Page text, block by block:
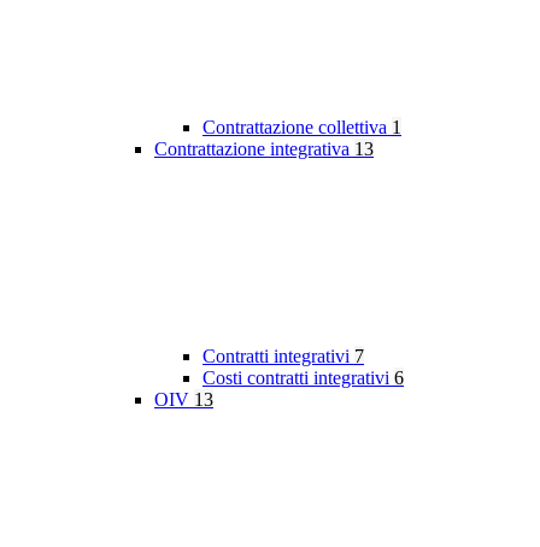
Contrattazione collettiva 1
Contrattazione integrativa 13
Contratti integrativi 7
Costi contratti integrativi 6
OIV 13